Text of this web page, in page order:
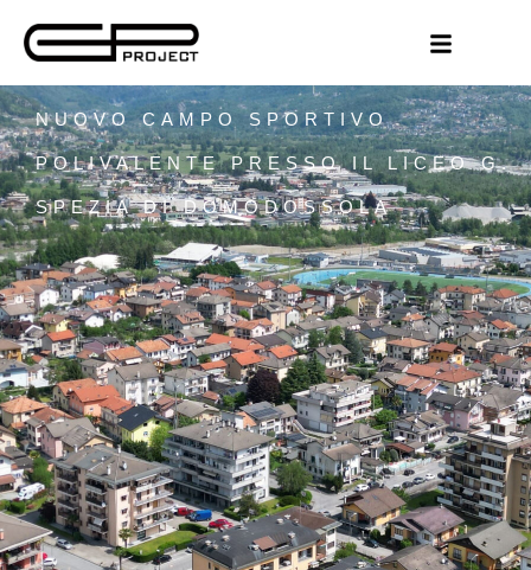
NUOVO CAMPO SPORTIVO
POLIVALENTE PRESSO IL LICEO G.
SPEZIA DI DOMODOSSOLA